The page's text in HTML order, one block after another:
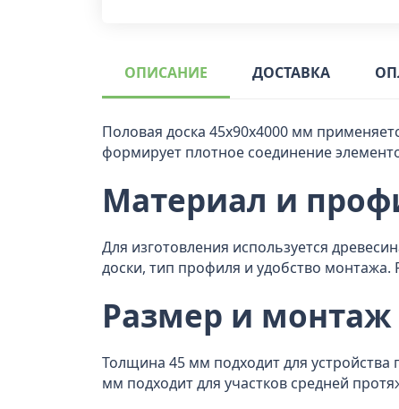
ОПИСАНИЕ ДОСТАВКА
Половая доска 45x90x4000 мм
формирует плотное соединение
Материал и
Для изготовления используется
доски, тип профиля и удобство монтажа.
Размер и монтаж
Толщина 45 мм подходит для
мм подходит для участков средней